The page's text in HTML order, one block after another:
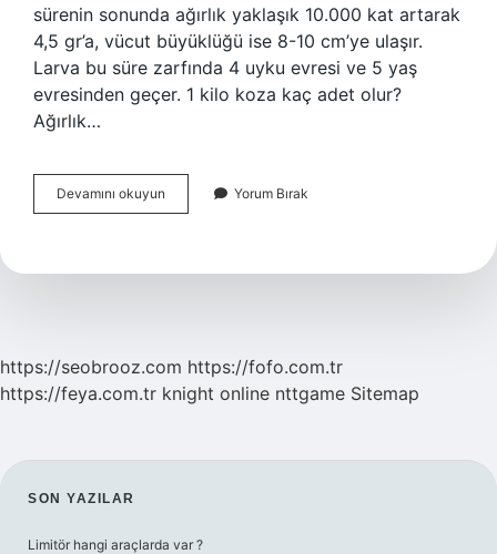
sürenin sonunda ağırlık yaklaşık 10.000 kat artarak
4,5 gr’a, vücut büyüklüğü ise 8-10 cm’ye ulaşır.
Larva bu süre zarfında 4 uyku evresi ve 5 yaş
evresinden geçer. 1 kilo koza kaç adet olur?
Ağırlık…
Devamını okuyun
Kutu
Kaç
Yorum Bırak
https://seobrooz.com https://fofo.com.tr
https://feya.com.tr knight online nttgame Sitemap
SIDEBAR
SON YAZILAR
Limitör hangi araçlarda var ?